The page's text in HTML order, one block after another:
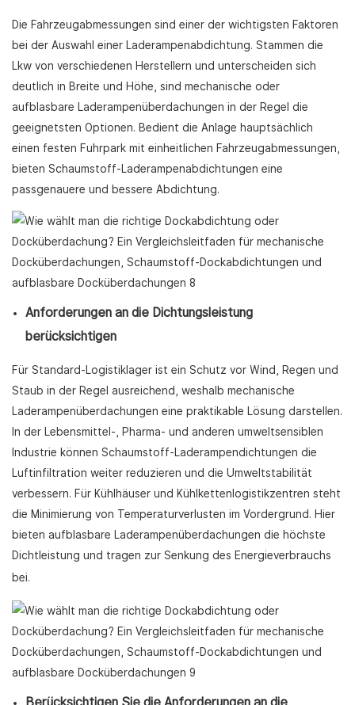
Die Fahrzeugabmessungen sind einer der wichtigsten Faktoren
bei der Auswahl einer Laderampenabdichtung. Stammen die
Lkw von verschiedenen Herstellern und unterscheiden sich
deutlich in Breite und Höhe, sind mechanische oder
aufblasbare Laderampenüberdachungen in der Regel die
geeignetsten Optionen. Bedient die Anlage hauptsächlich
einen festen Fuhrpark mit einheitlichen Fahrzeugabmessungen,
bieten Schaumstoff-Laderampenabdichtungen eine
passgenauere und bessere Abdichtung.
Anforderungen an die Dichtungsleistung
berücksichtigen
Für Standard-Logistiklager ist ein Schutz vor Wind, Regen und
Staub in der Regel ausreichend, weshalb mechanische
Laderampenüberdachungen eine praktikable Lösung darstellen.
In der Lebensmittel-, Pharma- und anderen umweltsensiblen
Industrie können Schaumstoff-Laderampendichtungen die
Luftinfiltration weiter reduzieren und die Umweltstabilität
verbessern. Für Kühlhäuser und Kühlkettenlogistikzentren steht
die Minimierung von Temperaturverlusten im Vordergrund. Hier
bieten aufblasbare Laderampenüberdachungen die höchste
Dichtleistung und tragen zur Senkung des Energieverbrauchs
bei.